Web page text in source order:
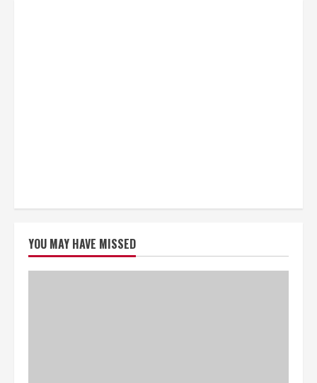
YOU MAY HAVE MISSED